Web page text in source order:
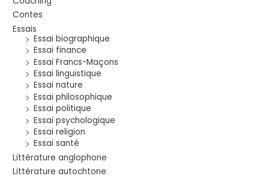
Contes
Essais
Essai biographique
Essai finance
Essai Francs-Maçons
Essai linguistique
Essai nature
Essai philosophique
Essai politique
Essai psychologique
Essai religion
Essai santé
Littérature anglophone
Littérature autochtone